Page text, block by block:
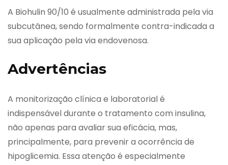
A Biohulin 90/10 é usualmente administrada pela via
subcutânea, sendo formalmente contra-indicada a
sua aplicação pela via endovenosa.
Advertências
A monitorização clínica e laboratorial é
indispensável durante o tratamento com insulina,
não apenas para avaliar sua eficácia, mas,
principalmente, para prevenir a ocorrência de
hipoglicemia. Essa atenção é especialmente